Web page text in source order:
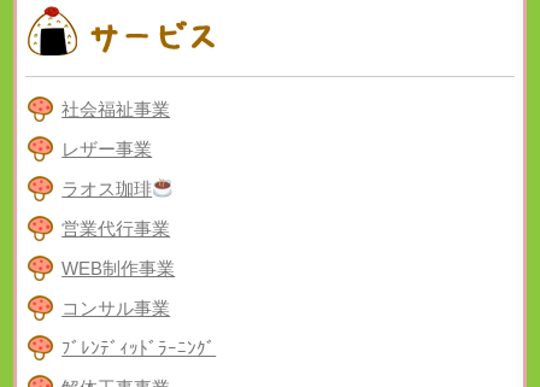
社会福祉事業
レザー事業
ラオス珈琲
営業代行事業
WEB制作事業
コンサル事業
ﾌﾞﾚﾝﾃﾞｨｯﾄﾞﾗｰﾆﾝｸﾞ